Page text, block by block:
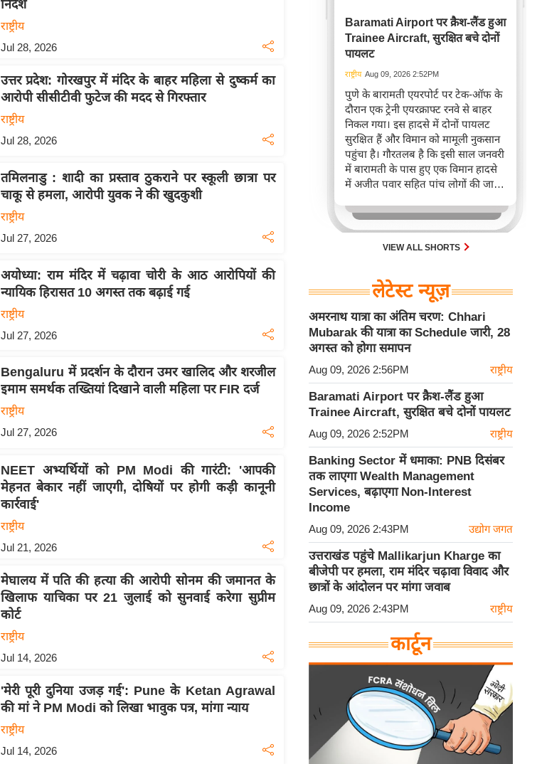
निर्देश
राष्ट्रीय
Jul 28, 2026
उत्तर प्रदेश: गोरखपुर में मंदिर के बाहर महिला से दुष्कर्म का
आरोपी सीसीटीवी फुटेज की मदद से गिरफ्तार
राष्ट्रीय
Jul 28, 2026
तमिलनाडु : शादी का प्रस्ताव ठुकराने पर स्कूली छात्रा पर
चाकू से हमला, आरोपी युवक ने की खुदकुशी
राष्ट्रीय
Jul 27, 2026
अयोध्या: राम मंदिर में चढ़ावा चोरी के आठ आरोपियों की
न्यायिक हिरासत 10 अगस्त तक बढ़ाई गई
राष्ट्रीय
Jul 27, 2026
Bengaluru में प्रदर्शन के दौरान उमर खालिद और शरजील
इमाम समर्थक तख्तियां दिखाने वाली महिला पर FIR दर्ज
राष्ट्रीय
Jul 27, 2026
NEET अभ्यर्थियों को PM Modi की गारंटी: 'आपकी
मेहनत बेकार नहीं जाएगी, दोषियों पर होगी कड़ी कानूनी
कार्रवाई'
राष्ट्रीय
Jul 21, 2026
मेघालय में पति की हत्या की आरोपी सोनम की जमानत के
खिलाफ याचिका पर 21 जुलाई को सुनवाई करेगा सुप्रीम
कोर्ट
राष्ट्रीय
Jul 14, 2026
'मेरी पूरी दुनिया उजड़ गई': Pune के Ketan Agrawal
की मां ने PM Modi को लिखा भावुक पत्र, मांगा न्याय
राष्ट्रीय
Jul 14, 2026
Baramati Airport पर क्रैश-लैंड हुआ
Trainee Aircraft, सुरक्षित बचे दोनों
पायलट
राष्ट्रीय Aug 09, 2026 2:52PM
पुणे के बारामती एयरपोर्ट पर टेक-ऑफ के
दौरान एक ट्रेनी एयरक्राफ्ट रनवे से बाहर
निकल गया। इस हादसे में दोनों पायलट
सुरक्षित हैं और विमान को मामूली नुकसान
पहुंचा है। गौरतलब है कि इसी साल जनवरी
में बारामती के पास हुए एक विमान हादसे
में अजीत पवार सहित पांच लोगों की जान
VIEW ALL SHORTS
लेटेस्ट न्यूज़
अमरनाथ यात्रा का अंतिम चरण: Chhari
Mubarak की यात्रा का Schedule जारी, 28
अगस्त को होगा समापन
Aug 09, 2026 2:56PM राष्ट्रीय
Baramati Airport पर क्रैश-लैंड हुआ
Trainee Aircraft, सुरक्षित बचे दोनों पायलट
Aug 09, 2026 2:52PM राष्ट्रीय
Banking Sector में धमाका: PNB दिसंबर
तक लाएगा Wealth Management
Services, बढ़ाएगा Non-Interest
Income
Aug 09, 2026 2:43PM उद्योग जगत
उत्तराखंड पहुंचे Mallikarjun Kharge का
बीजेपी पर हमला, राम मंदिर चढ़ावा विवाद और
छात्रों के आंदोलन पर मांगा जवाब
Aug 09, 2026 2:43PM राष्ट्रीय
कार्टून